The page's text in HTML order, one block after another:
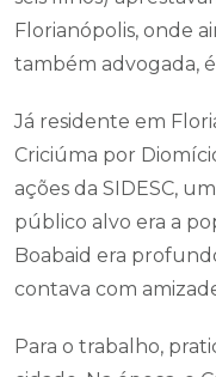
Florianópolis, onde
também advogada,
Já residente em
Criciúma por
ações da SIDESC,
público alvo era a
Boabaid era
contava com
Para o trabalho,